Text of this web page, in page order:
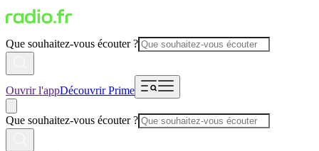
Que souhaitez-vous écouter ?
Ouvrir l'appDécouvrir Prime
Que souhaitez-vous écouter ?